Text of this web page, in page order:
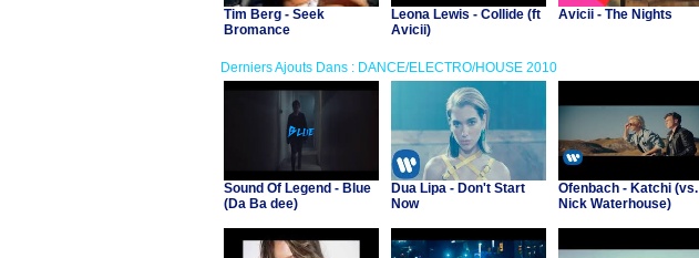
Tim Berg - Seek
Bromance
Leona Lewis - Collide (ft
Avicii)
Avicii - The Nights
Derniers Ajouts Dans : DANCE/ELECTRO/HOUSE 2010
Sound Of Legend - Blue
(Da Ba dee)
Dua Lipa - Don't Start
Now
Ofenbach - Katchi (vs.
Nick Waterhouse)